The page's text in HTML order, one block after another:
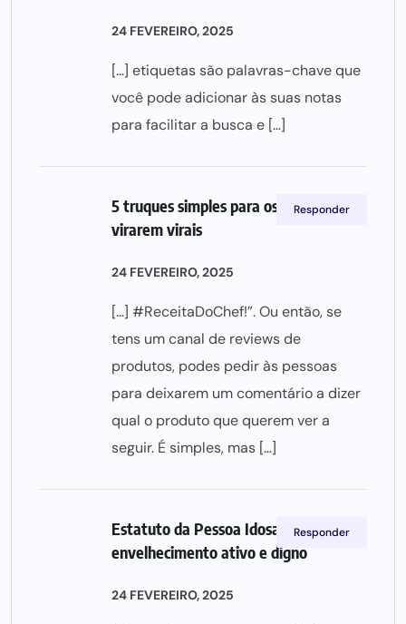
24 FEVEREIRO, 2025
[…] etiquetas são palavras-chave que
você pode adicionar às suas notas
para facilitar a busca e […]
5 truques simples para os teus vídeos
virarem virais
24 FEVEREIRO, 2025
[…] #ReceitaDoChef!”. Ou então, se
tens um canal de reviews de
produtos, podes pedir às pessoas
para deixarem um comentário a dizer
qual o produto que querem ver a
seguir. É simples, mas […]
Responder
Estatuto da Pessoa Idosa: promover o
envelhecimento ativo e digno
24 FEVEREIRO, 2025
Responder